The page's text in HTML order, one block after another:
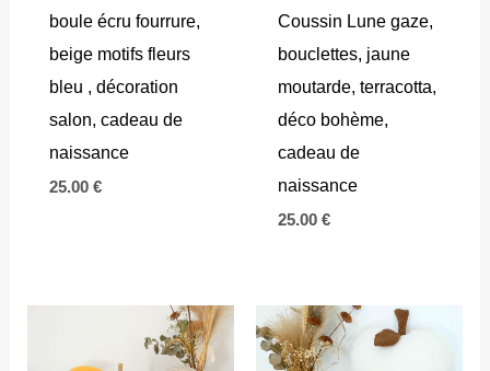
boule écru fourrure,
beige motifs fleurs
bleu , décoration
salon, cadeau de
naissance
25.00 €
Coussin Lune gaze,
bouclettes, jaune
moutarde, terracotta,
déco bohème,
cadeau de
naissance
25.00 €